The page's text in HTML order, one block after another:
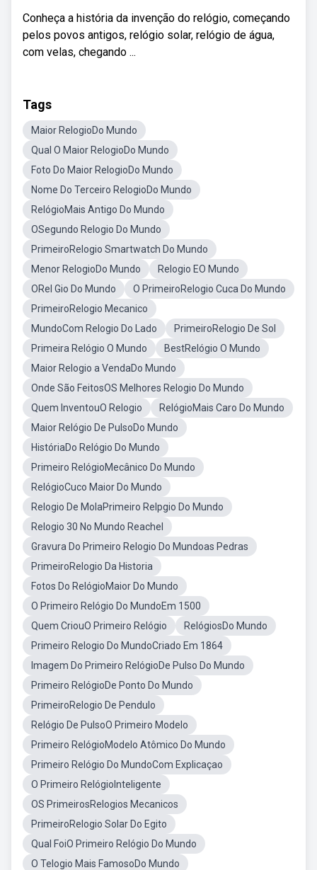
Conheça a história da invenção do relógio, começando
pelos povos antigos, relógio solar, relógio de água,
com velas, chegando ...
Tags
Maior RelogioDo Mundo
Qual O Maior RelogioDo Mundo
Foto Do Maior RelogioDo Mundo
Nome Do Terceiro RelogioDo Mundo
RelógioMais Antigo Do Mundo
OSegundo Relogio Do Mundo
PrimeiroRelogio Smartwatch Do Mundo
Menor RelogioDo Mundo
Relogio EO Mundo
ORel Gio Do Mundo
O PrimeiroRelogio Cuca Do Mundo
PrimeiroRelogio Mecanico
MundoCom Relogio Do Lado
PrimeiroRelogio De Sol
Primeira Relógio O Mundo
BestRelógio O Mundo
Maior Relogio a VendaDo Mundo
Onde São FeitosOS Melhores Relogio Do Mundo
Quem InventouO Relogio
RelógioMais Caro Do Mundo
Maior Relógio De PulsoDo Mundo
HistóriaDo Relógio Do Mundo
Primeiro RelógioMecânico Do Mundo
RelógioCuco Maior Do Mundo
Relogio De MolaPrimeiro Relpgio Do Mundo
Relogio 30 No Mundo Reachel
Gravura Do Primeiro Relogio Do Mundoas Pedras
PrimeiroRelogio Da Historia
Fotos Do RelógioMaior Do Mundo
O Primeiro Relógio Do MundoEm 1500
Quem CriouO Primeiro Relógio
RelógiosDo Mundo
Primeiro Relogio Do MundoCriado Em 1864
Imagem Do Primeiro RelógioDe Pulso Do Mundo
Primeiro RelógioDe Ponto Do Mundo
PrimeiroRelogio De Pendulo
Relógio De PulsoO Primeiro Modelo
Primeiro RelógioModelo Atômico Do Mundo
Primeiro Relógio Do MundoCom Explicaçao
O Primeiro RelógioInteligente
OS PrimeirosRelogios Mecanicos
PrimeiroRelogio Solar Do Egito
Qual FoiO Primeiro Relógio Do Mundo
O Telogio Mais FamosoDo Mundo